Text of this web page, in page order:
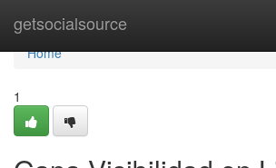
getsocialsource
Home
Home
1